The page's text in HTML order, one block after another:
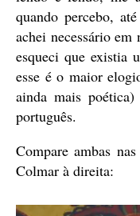
quando percebo,
achei necessário
esqueci que existia
esse é o maior
ainda mais
português.
Compare ambas
Colmar à direita: